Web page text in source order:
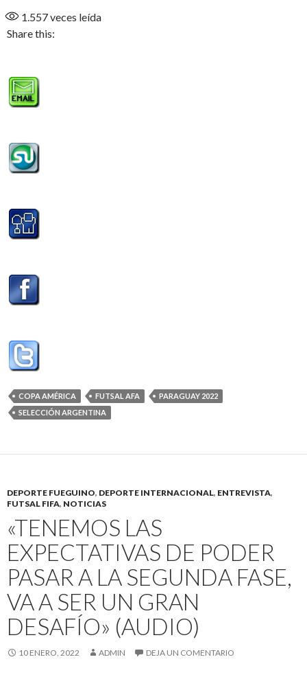
1.557veces leída
Share this:
COPA AMÉRICA FUTSAL AFA
PARAGUAY 2022
SELECCIÓN ARGENTINA
DEPORTE FUEGUINO, DEPORTE INTERNACIONAL, ENTREVISTA,
FUTSAL FIFA, NOTICIAS
«TENEMOS LAS
EXPECTATIVAS DE PODER
PASAR A LA SEGUNDA FASE,
VA A SER UN GRAN
DESAFÍO» (AUDIO)
10 ENERO, 2022 ADMIN DEJA UN COMENTARIO